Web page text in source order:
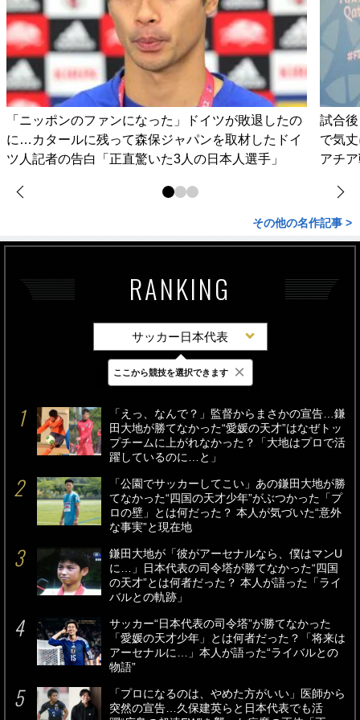
「ニッポンのファンになった」ドイツが敗退したの
に…カタールに残って森保ジャパンを取材したドイ
ツ人記者の告白「正直驚いた3人の日本人選手」
試合
で気
アチ
その他の名作記事 >
RANKING
サッカー日本代表
最新 24時間 週間
「えっ、なんで？」監督からまさかの宣告…鎌
田大地が勝てなかった“愛媛の天才”はなぜトッ
プチームに上がれなかった？「大地はプロで活
躍しているのに…と」
「公園でサッカーしてこい」あの鎌田大地が勝
てなかった“四国の天才少年”がぶつかった「プ
ロの壁」とは何だった？ 本人が気づいた“意外
な事実”と現在地
鎌田大地が「彼がアーセナルなら、僕はマンU
に…」日本代表の司令塔が勝てなかった“四国
の天才”とは何者だった？ 本人が語った「ライ
バルとの軌跡」
サッカー“日本代表の司令塔”が勝てなかった
「愛媛の天才少年」とは何者だった？「将来は
アーセナルに…」本人が語った“ライバルとの
物語”
「プロになるのは、やめた方がいい」医師から
突然の宣告…久保建英らと日本代表でも活
ここから競技を選択できます ×